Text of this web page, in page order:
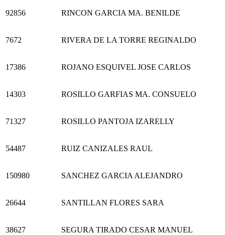
92856 RINCON GARCIA MA. BENILDE
7672 RIVERA DE LA TORRE REGINALDO
17386 ROJANO ESQUIVEL JOSE CARLOS
14303 ROSILLO GARFIAS MA. CONSUELO
71327 ROSILLO PANTOJA IZARELLY
54487 RUIZ CANIZALES RAUL
150980 SANCHEZ GARCIA ALEJANDRO
26644 SANTILLAN FLORES SARA
38627 SEGURA TIRADO CESAR MANUEL